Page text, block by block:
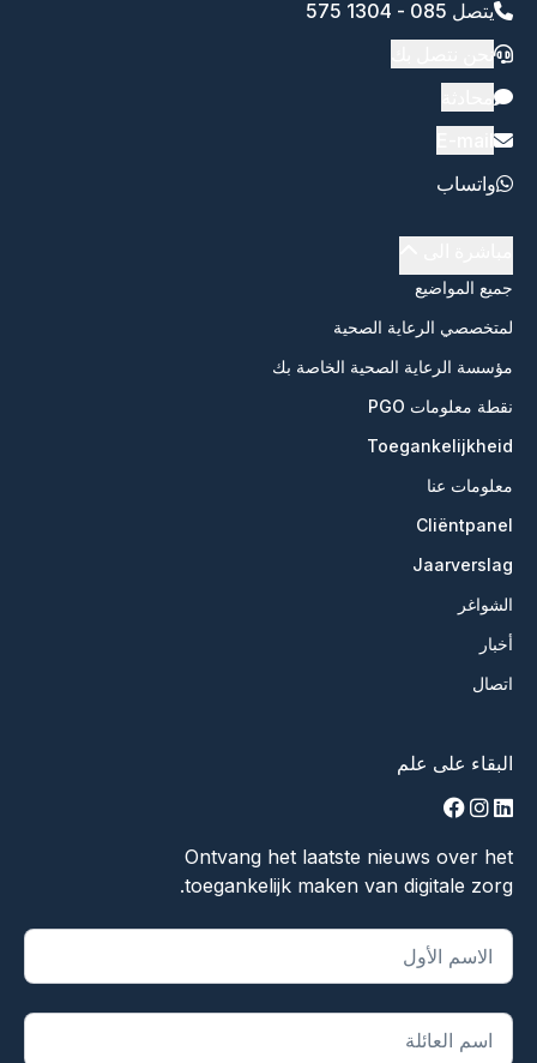
يتصل 085 - 1304 575
واتساب
جميع المواضيع
لمتخصصي الرعاية الصحية
مؤسسة الرعاية الصحية الخاصة بك
نقطة معلومات PGO
Toegankelijkheid
معلومات عنا
Cliëntpanel
Jaarverslag
الشواغر
أخبار
اتصال
البقاء على علم
linkedin
instagram
facebook
Ontvang het laatste nieuws over het
toegankelijk maken van digitale zorg.
يشير "*" إلى الحقول المطلوبة